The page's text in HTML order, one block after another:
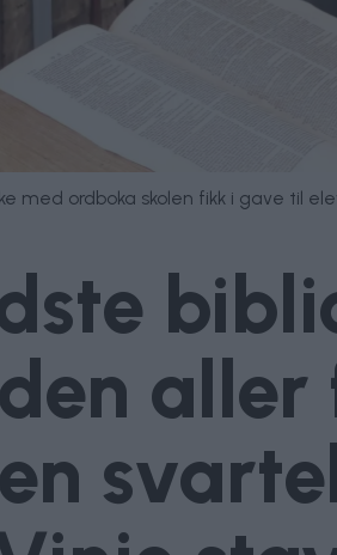
med ordboka skolen fikk i gave til